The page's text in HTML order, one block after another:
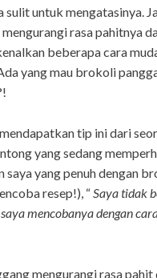
sulit untuk mengatasinya.
rasa pahitnya
beberapa cara
yang mau brokoli
tip ini dari
yang sedang
saya yang penuh dengan
resep!), “Saya tidak
mencobanya dengan
mengurangi rasa pahit